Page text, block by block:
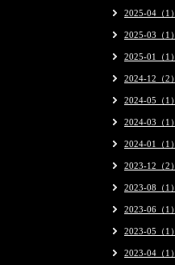
2025-04（1）
2025-03（1）
2025-01（1）
2024-12（2）
2024-05（1）
2024-03（1）
2024-01（1）
2023-12（2）
2023-08（1）
2023-06（1）
2023-05（1）
2023-04（1）